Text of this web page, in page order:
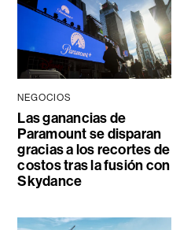
NEGOCIOS
Las ganancias de
Paramount se disparan
gracias a los recortes de
costos tras la fusión con
Skydance